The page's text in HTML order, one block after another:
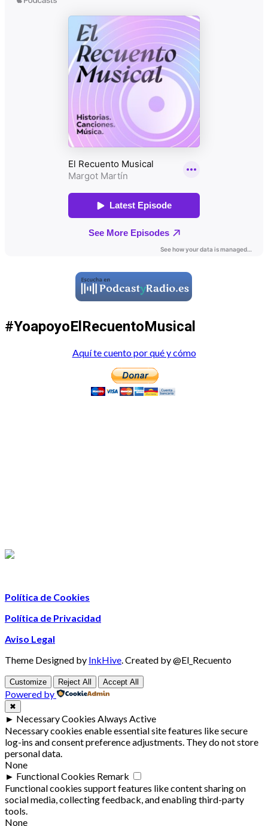
#YoapoyoElRecuentoMusical
Aquí te cuento por qué y cómo
Política de Cookies
Política de Privacidad
Aviso Legal
Theme Designed by InkHive Created by @El_Recuento
Customize Reject All Accept All
Powered by
✖
► Necessary Cookies Always Active
Necessary cookies enable essential site features like secure
log-ins and consent preference adjustments. They do not store
personal data.
None
► Functional Cookies Remark
Functional cookies support features like content sharing on
social media, collecting feedback, and enabling third-party
tools.
None